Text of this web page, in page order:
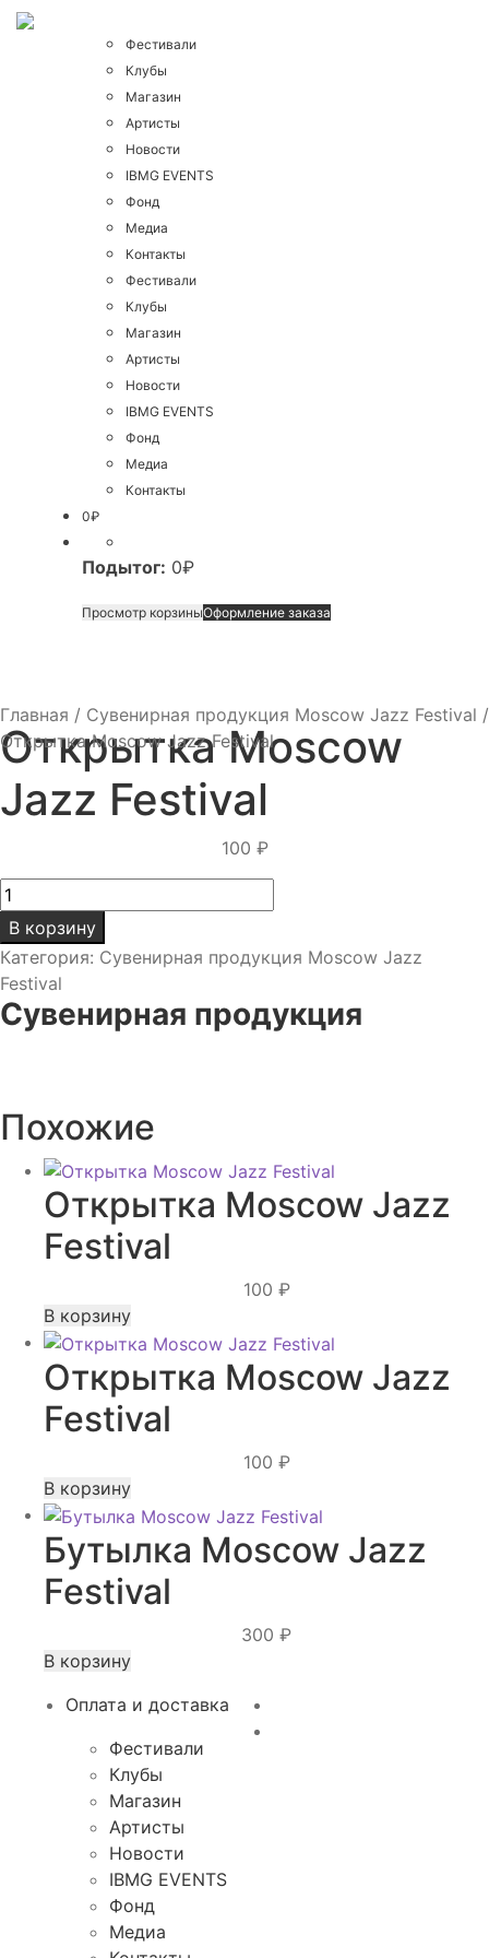
Фестивали
Клубы
Магазин
Артисты
Новости
IBMG EVENTS
Фонд
Медиа
Контакты
Фестивали
Клубы
Магазин
Артисты
Новости
IBMG EVENTS
Фонд
Медиа
Контакты
0₽
Подытог: 0₽
Просмотр корзиныОформление заказа
Главная / Сувенирная продукция Moscow Jazz Festival /
Открытка Moscow Jazz Festival
Открытка Moscow
Jazz Festival
100 ₽
Количество
товара
Открытка
Moscow
Jazz
Festival
В корзину
Категория: Сувенирная продукция Moscow Jazz
Festival
Сувенирная продукция
Похожие
Открытка Moscow Jazz
Festival
100 ₽
В корзину
Открытка Moscow Jazz
Festival
100 ₽
В корзину
Бутылка Moscow Jazz
Festival
300 ₽
В корзину
Оплата и доставка
Фестивали
Клубы
Магазин
Артисты
Новости
IBMG EVENTS
Фонд
Медиа